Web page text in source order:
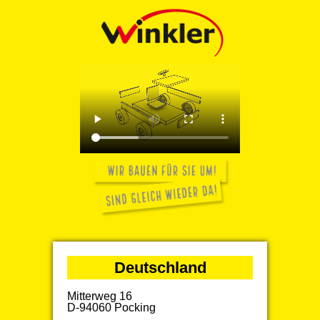
Deutschland
Mitterweg 16
D-94060 Pocking